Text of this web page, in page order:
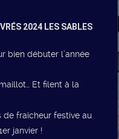
2024 LES SABLES
bien débuter l’année
Et filent à la
de fraîcheur festive au
janvier !